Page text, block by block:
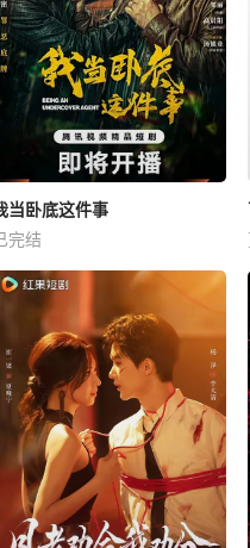
当卧底这件事
完结